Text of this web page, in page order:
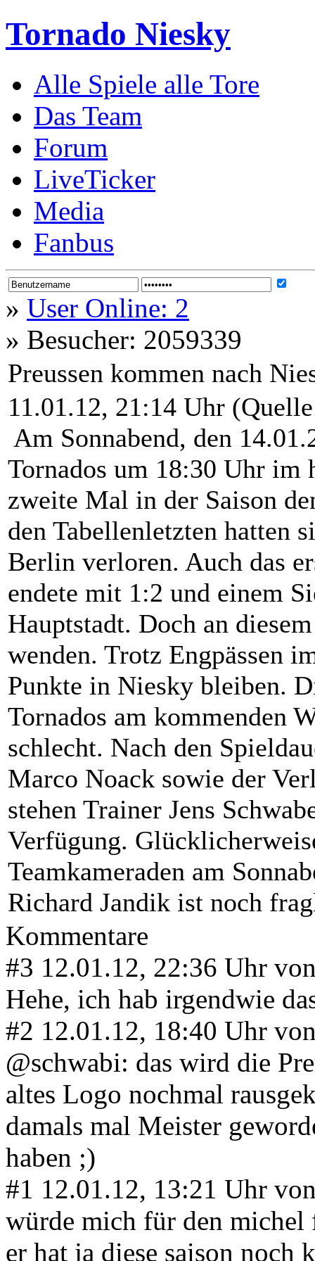
Tornado Niesky
Alle Spiele alle Tore
Das Team
Forum
LiveTicker
Media
Fanbus
» User Online: 2
» Besucher: 2059339
Preussen kommen nach
11.01.12, 21:14 Uhr
Am Sonnabend, den
Tornados um 18:30 Uhr im
zweite Mal in der Saison
den Tabellenletzten hatten
Berlin verloren. Auch das
endete mit 1:2 und einem
Hauptstadt. Doch an
wenden. Trotz Engpässen
Punkte in Niesky bleiben.
Tornados am kommenden
schlecht. Nach den
Marco Noack sowie der
stehen Trainer Jens
Verfügung.
Teamkameraden am
Richard Jandik ist noch
Kommentare
#3 12.01.12, 22:36 Uhr
Hehe, ich hab irgendwie
#2 12.01.12, 18:40 Uhr
@schwabi: das wird die
altes Logo nochmal
damals mal Meister
haben ;)
#1 12.01.12, 13:21 Uhr
würde mich für den michel
er hat ja diese saison noch